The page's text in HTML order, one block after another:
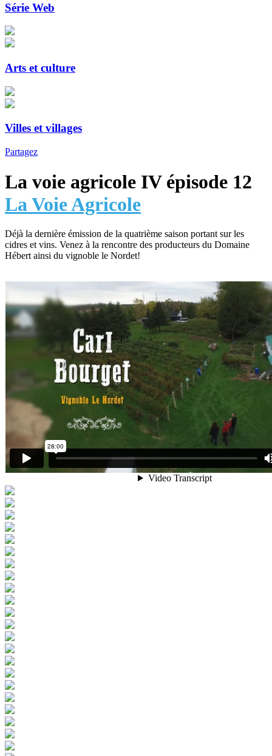
Série Web
Arts et culture
Villes et villages
Partagez
La voie agricole IV épisode 12
La Voie Agricole
Déjà la dernière émission de la quatrième saison portant sur les
cidres et vins. Venez à la rencontre des producteurs du Domaine
Hébert ainsi du vignoble le Nordet!